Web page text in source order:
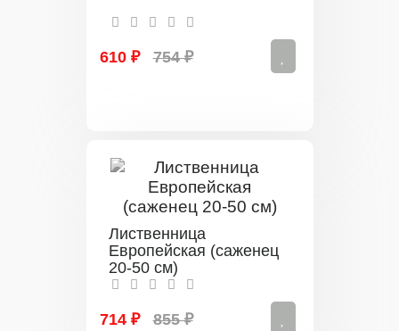
610 ₽ 754 ₽
Лиственница
Европейская (саженец
20-50 см)
714 ₽ 855 ₽